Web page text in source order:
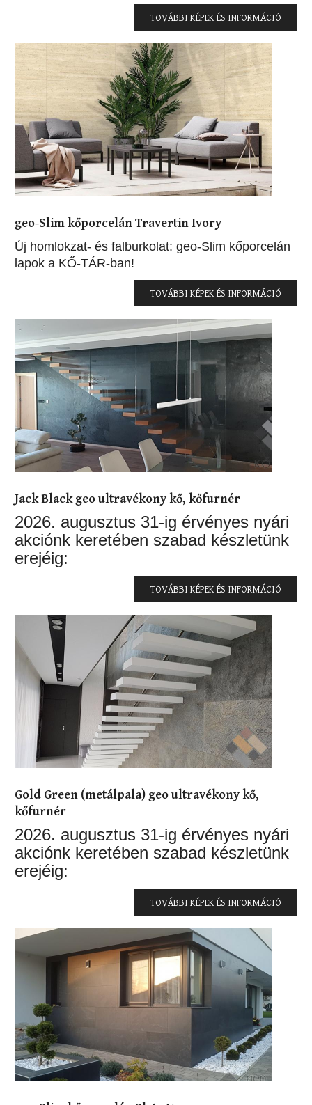
TOVÁBBI KÉPEK ÉS INFORMÁCIÓ
geo-Slim kőporcelán Travertin Ivory
Új homlokzat- és falburkolat: geo-Slim kőporcelán
lapok a KŐ-TÁR-ban!
TOVÁBBI KÉPEK ÉS INFORMÁCIÓ
Jack Black geo ultravékony kő, kőfurnér
2026. augusztus 31-ig érvényes nyári
akciónk keretében szabad készletünk
erejéig:
TOVÁBBI KÉPEK ÉS INFORMÁCIÓ
Gold Green (metálpala) geo ultravékony kő,
kőfurnér
2026. augusztus 31-ig érvényes nyári
akciónk keretében szabad készletünk
erejéig:
TOVÁBBI KÉPEK ÉS INFORMÁCIÓ